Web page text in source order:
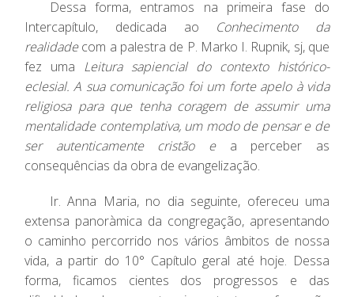
Dessa forma, entramos na primeira fase do
Intercapítulo, dedicada ao Conhecimento da
realidadecom a palestra de P. Marko I. Rupnik, sj, que
fez uma Leitura sapiencial do contexto histórico-
eclesial. A sua comunicação foi um forte apelo à vida
religiosa para que tenha coragem de assumir uma
mentalidade contemplativa, um modo de pensar e de
ser autenticamente cristão e a perceber as
consequências da obra de evangelização.
Ir. Anna Maria, no dia seguinte, ofereceu uma
extensa panoràmica da congregação, apresentando
o caminho percorrido nos vários âmbitos de nossa
vida, a partir do 10° Capítulo geral até hoje. Dessa
forma, ficamos cientes dos progressos e das